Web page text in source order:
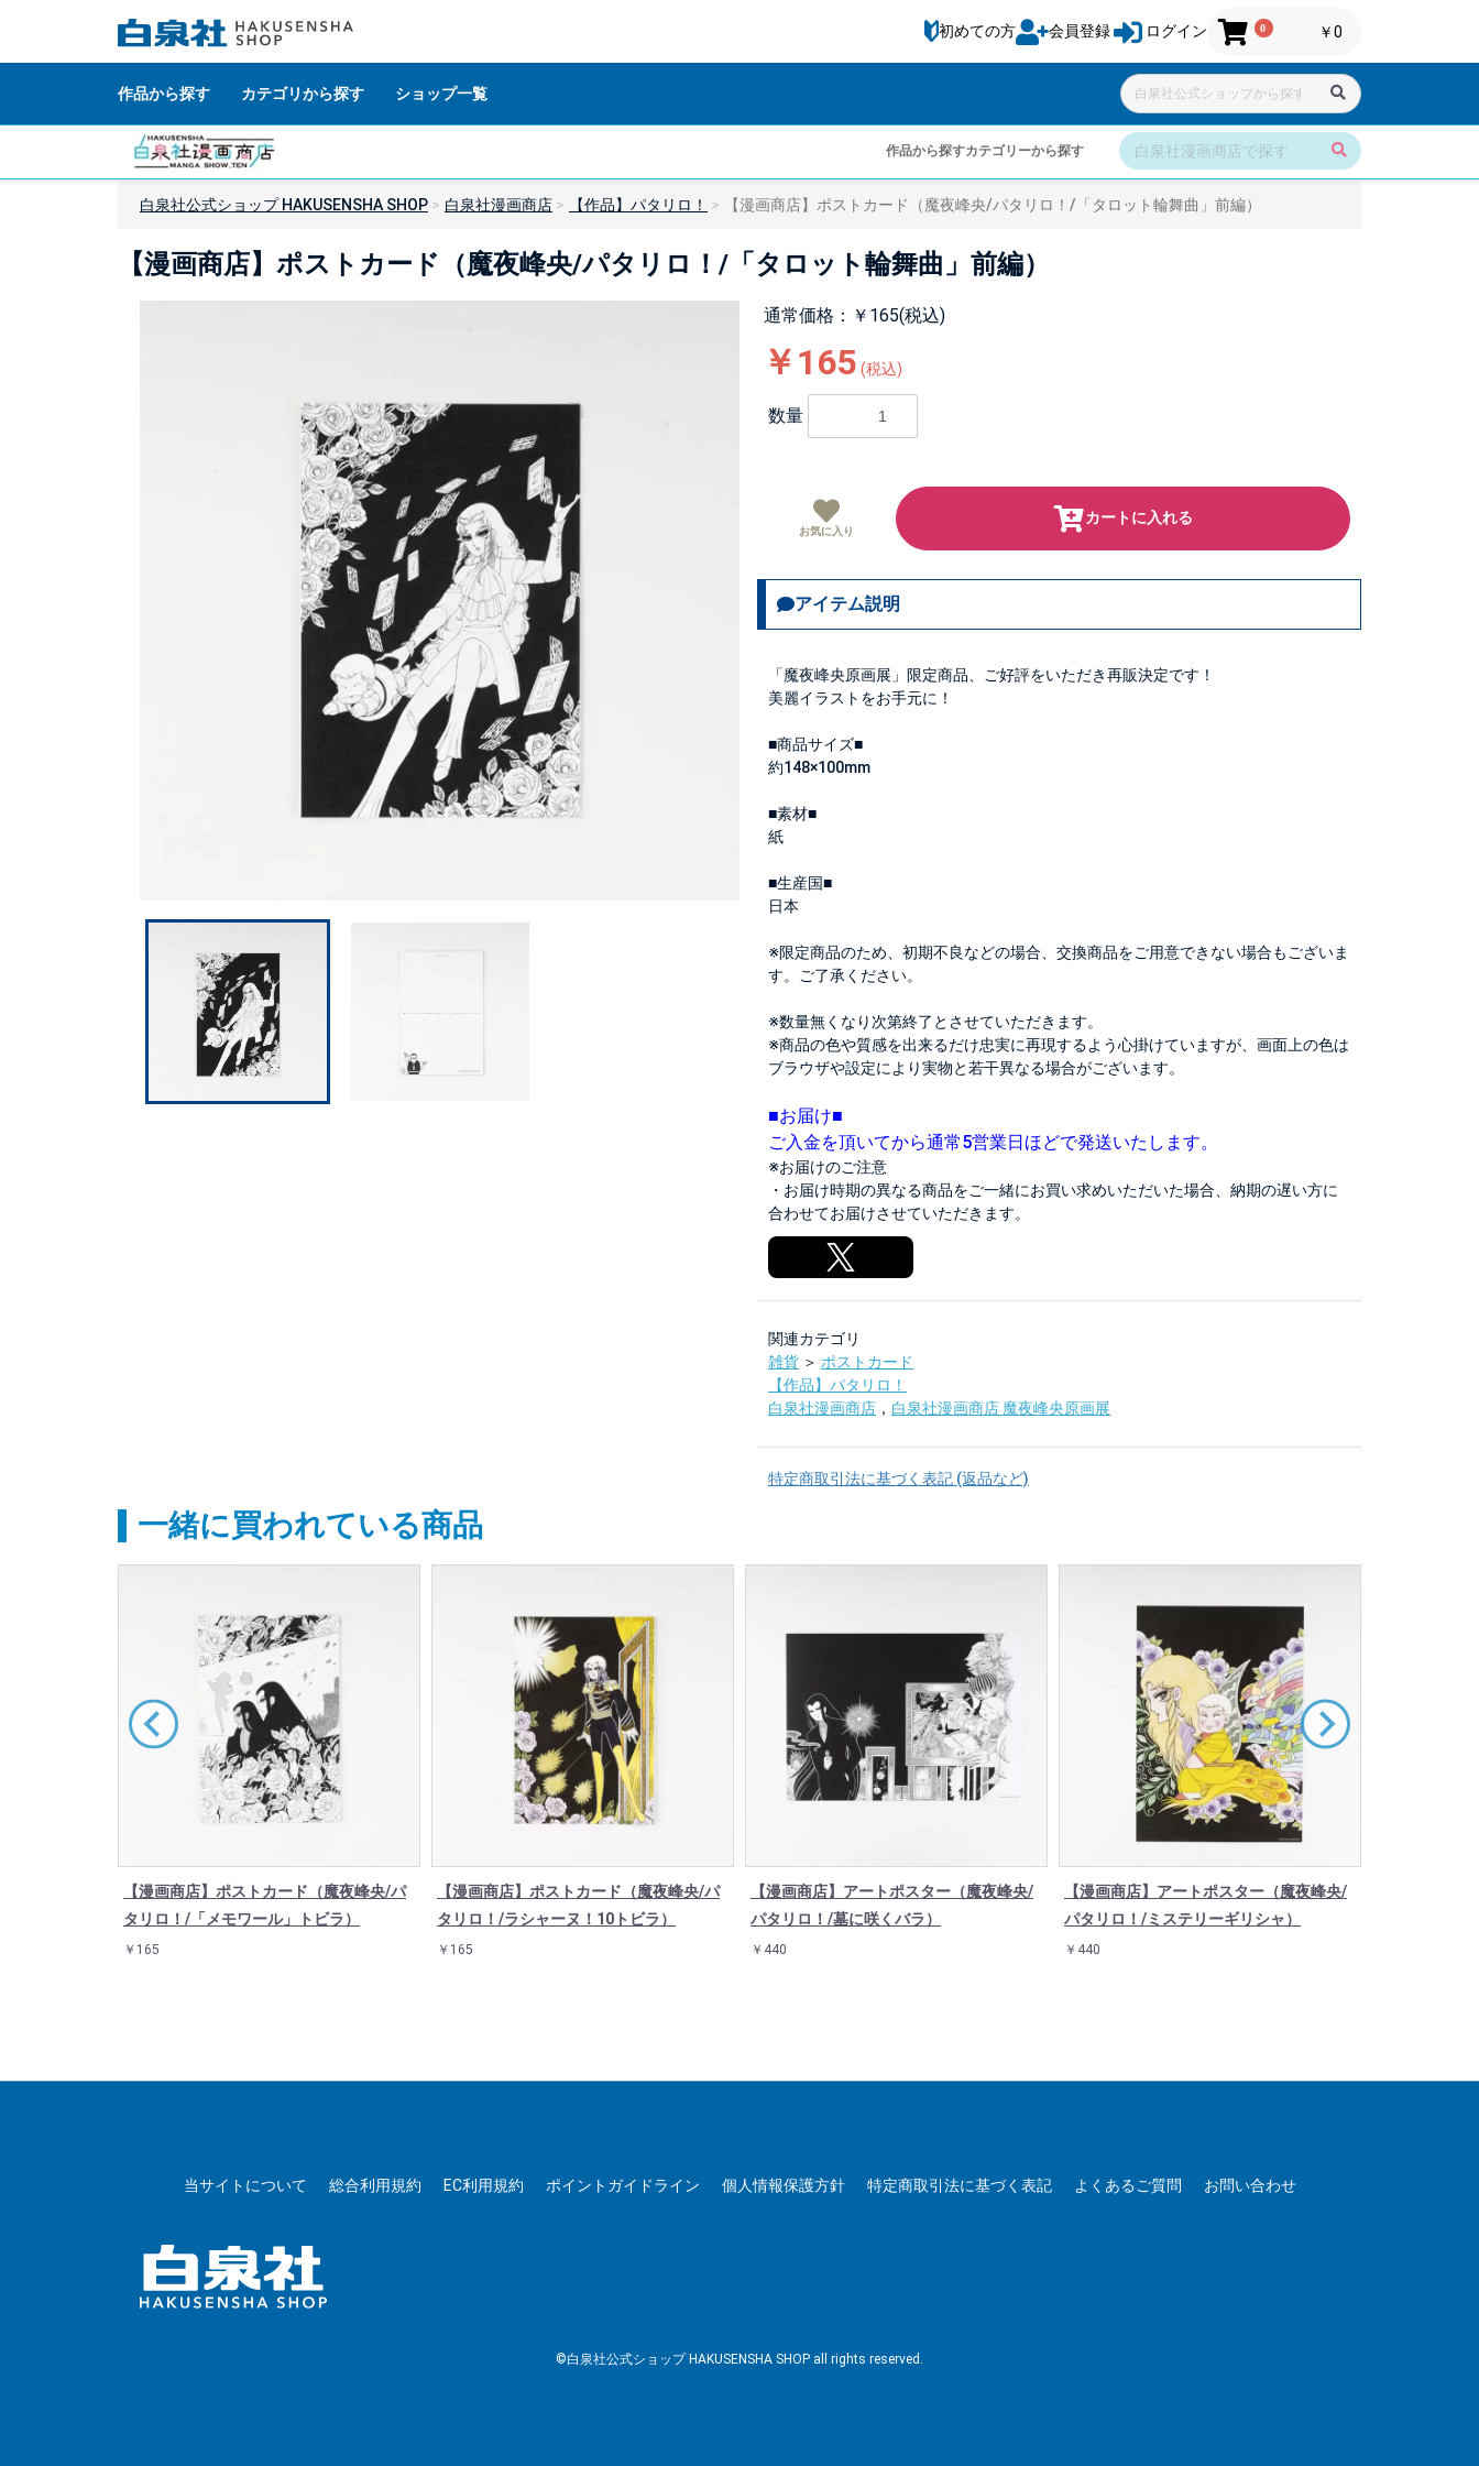
初めての方 会員登録 ログイン 0 ￥0
作品から探す カテゴリから探す ショップ一覧
作品から探すカテゴリーから探す
白泉社公式ショップ HAKUSENSHA SHOP 白泉社漫画商店 【作品】パタリロ！ 【漫画商店】ポストカード（魔夜峰央/パタリロ！/「タロット輪舞曲」前編）
【漫画商店】ポストカード（魔夜峰央/パタリロ！/「タロット輪舞曲」前編）
通常価格：￥165(税込)
￥165 (税込)
お気に入り
カートに入れる
数量
アイテム説明
「魔夜峰央原画展」限定商品、ご好評をいただき再販決定です！
美麗イラストをお手元に！
■商品サイズ■
約148×100mm
■素材■
紙
■生産国■
日本
※限定商品のため、初期不良などの場合、交換商品をご用意できない場合もございま
す。ご了承ください。
※数量無くなり次第終了とさせていただきます。
※商品の色や質感を出来るだけ忠実に再現するよう心掛けていますが、画面上の色は
ブラウザや設定により実物と若干異なる場合がございます。
■お届け■
ご入金を頂いてから通常5営業日ほどで発送いたします。
※お届けのご注意
・お届け時期の異なる商品をご一緒にお買い求めいただいた場合、納期の遅い方に
合わせてお届けさせていただきます。
関連カテゴリ
雑貨 ＞ ポストカード
【作品】パタリロ！
白泉社漫画商店 ， 白泉社漫画商店 魔夜峰央原画展
特定商取引法に基づく表記 (返品など)
一緒に買われている商品
【漫画商店】ポストカード（魔夜峰央/パ
タリロ！/「メモワール」トビラ）
￥165
【漫画商店】ポストカード（魔夜峰央/パ
タリロ！/ラシャーヌ！10トビラ）
￥165
【漫画商店】アートポスター（魔夜峰央/
パタリロ！/墓に咲くバラ）
￥440
【漫画商店】アートポスター（魔夜峰央/
パタリロ！/ミステリーギリシャ）
￥440
当サイトについて 総合利用規約 EC利用規約 ポイントガイドライン 個人情報保護方針 特定商取引法に基づく表記 よくあるご質問 お問い合わせ
©白泉社公式ショップ HAKUSENSHA SHOP all rights reserved.